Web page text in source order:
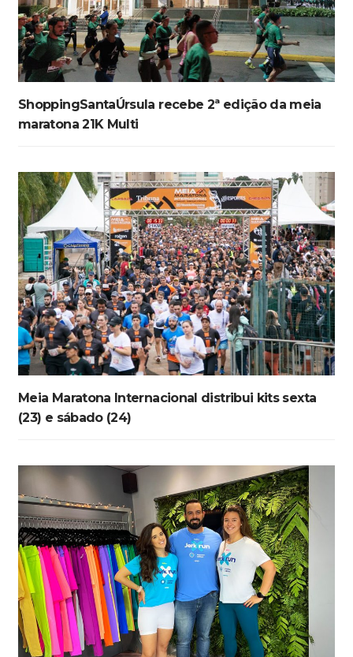
ShoppingSantaÚrsula recebe 2ª edição da meia
maratona 21K Multi
Meia Maratona Internacional distribui kits sexta
(23) e sábado (24)